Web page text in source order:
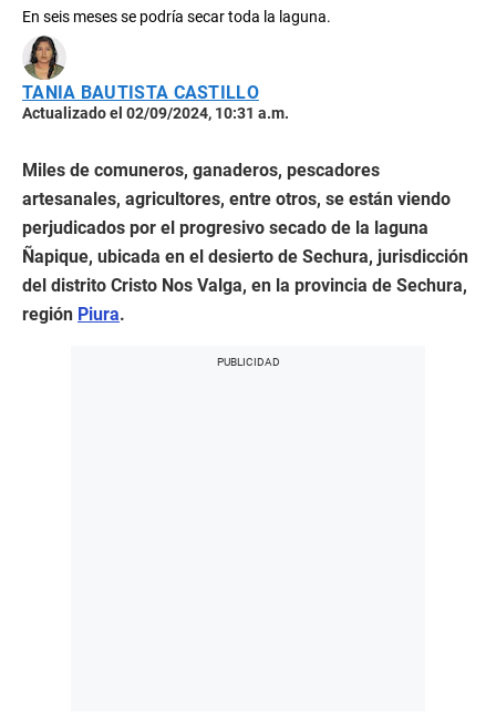
En seis meses se podría secar toda la laguna.
TANIA BAUTISTA CASTILLO
Actualizado el 02/09/2024, 10:31 a.m.
Miles de comuneros, ganaderos, pescadores
artesanales, agricultores, entre otros, se están viendo
perjudicados por el progresivo secado de la laguna
Ñapique, ubicada en el desierto de Sechura, jurisdicción
del distrito Cristo Nos Valga, en la provincia de Sechura,
región Piura.